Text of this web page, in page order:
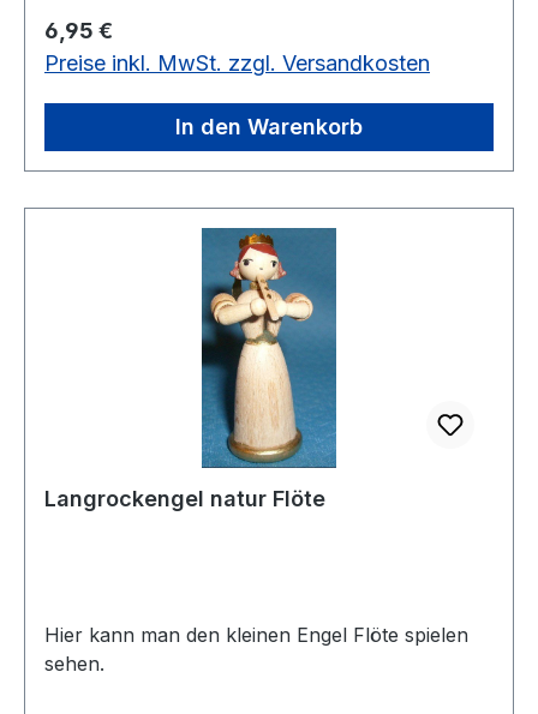
Regulärer Preis:
6,95 €
Preise inkl. MwSt. zzgl. Versandkosten
In den Warenkorb
Langrockengel natur Flöte
Hier kann man den kleinen Engel Flöte spielen
sehen.